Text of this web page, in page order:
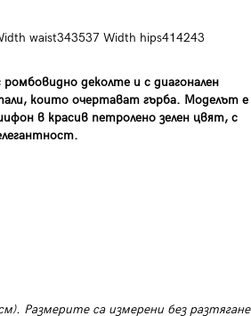
waist343537 Width hips414243
деколте и с диагонален
които очертават гърба. Моделът е
в красив петролено зелен цвят, с
Размерите са измерени без разтягане